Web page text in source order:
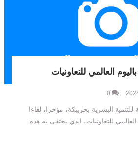
العالمي للتعاونيات
0
للتنمية البشرية بخريبكة، مؤخرا، لقاءا
العالمي للتعاونيات، الذي يحتفى به هذه